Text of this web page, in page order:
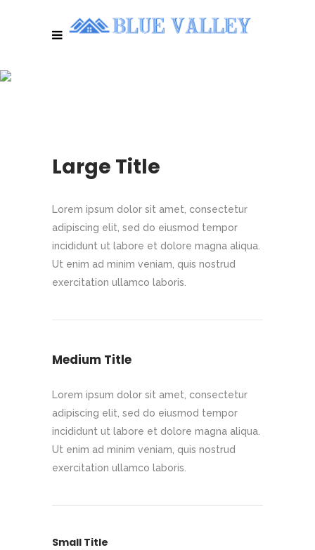
Large Title
Lorem ipsum dolor sit amet, consectetur
adipiscing elit, sed do eiusmod tempor
incididunt ut labore et dolore magna aliqua.
Ut enim ad minim veniam, quis nostrud
exercitation ullamco laboris.
Medium Title
Lorem ipsum dolor sit amet, consectetur
adipiscing elit, sed do eiusmod tempor
incididunt ut labore et dolore magna aliqua.
Ut enim ad minim veniam, quis nostrud
exercitation ullamco laboris.
Small Title